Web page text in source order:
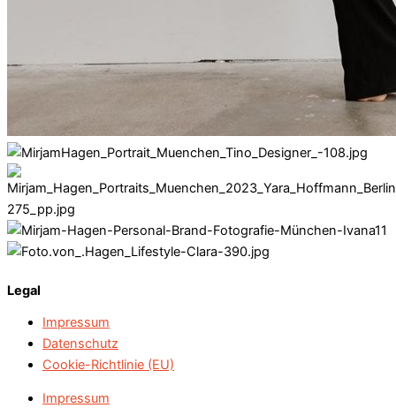
Legal
Impressum
Datenschutz
Cookie-Richtlinie (EU)
Impressum